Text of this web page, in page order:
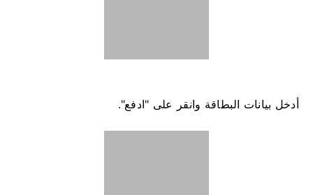
أدخل بيانات البطاقة وانقر على "ادفع".